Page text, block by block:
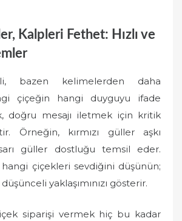
Kalpleri Fethet: Hızlı ve
bazen kelimelerden daha
çiçeğin hangi duyguyu ifade
doğru mesajı iletmek için kritik
Örneğin, kırmızı güller aşkı
güller dostluğu temsil eder.
çiçekleri sevdiğini düşünün;
yaklaşımınızı gösterir.
siparişi vermek hiç bu kadar